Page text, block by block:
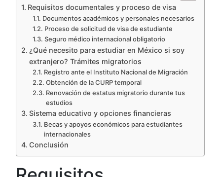
Requisitos documentales y proceso de visa
Documentos académicos y personales necesarios
Proceso de solicitud de visa de estudiante
Seguro médico internacional obligatorio
¿Qué necesito para estudiar en México si soy
extranjero? Trámites migratorios
Registro ante el Instituto Nacional de Migración
Obtención de la CURP temporal
Renovación de estatus migratorio durante tus
estudios
Sistema educativo y opciones financieras
Becas y apoyos económicos para estudiantes
internacionales
Conclusión